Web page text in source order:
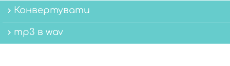
АУДІО
Конвертувати
mp3 в wav